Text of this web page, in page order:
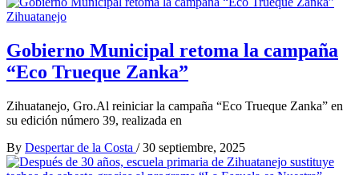
Zihuatanejo
Gobierno Municipal retoma la campaña
“Eco Trueque Zanka”
Zihuatanejo, Gro.Al reiniciar la campaña “Eco Trueque Zanka” en
su edición número 39, realizada en
By Despertar de la Costa / 30 septiembre, 2025